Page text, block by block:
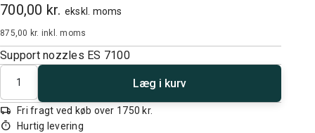
700,00 kr. ekskl. moms
875,00 kr. inkl. moms
Support nozzles ES 7100
Antal
Læg i kurv
local_shipping Fri fragt ved køb over 1750 kr.
timer Hurtig levering